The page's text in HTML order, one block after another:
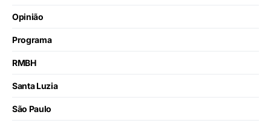
Opinião
Programa
RMBH
Santa Luzia
São Paulo